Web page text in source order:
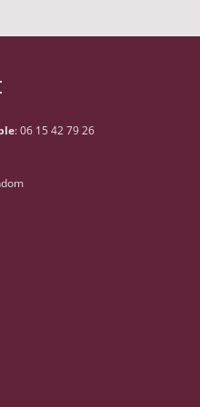
: 06 15 42 79 26